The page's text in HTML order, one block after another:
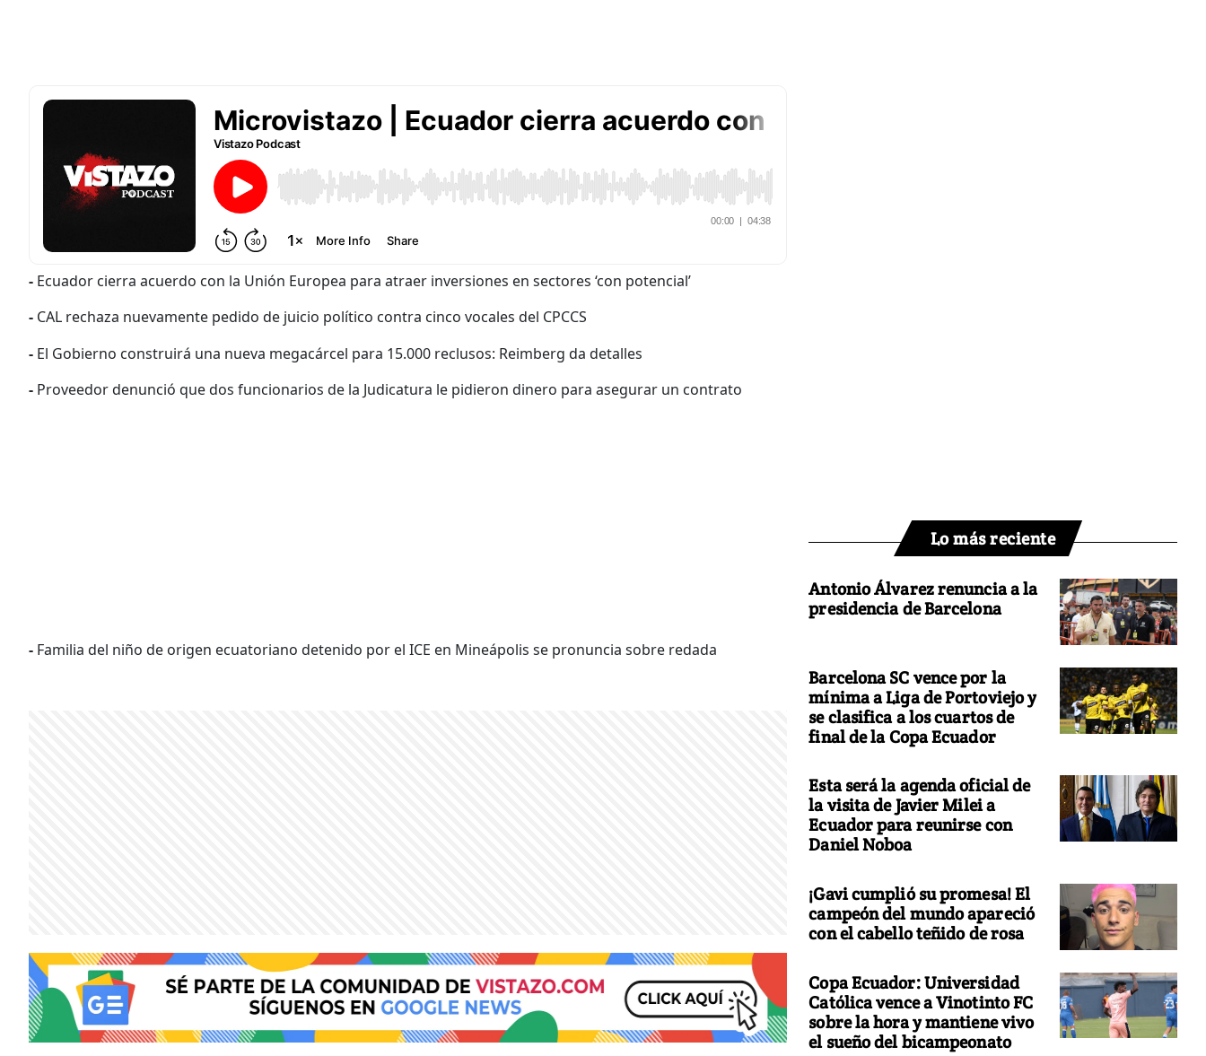
- Ecuador cierra acuerdo con la Unión Europea para atraer inversiones en sectores ‘con potencial’
- CAL rechaza nuevamente pedido de juicio político contra cinco vocales del CPCCS
- El Gobierno construirá una nueva megacárcel para 15.000 reclusos: Reimberg da detalles
- Proveedor denunció que dos funcionarios de la Judicatura le pidieron dinero para asegurar un contrato
- Familia del niño de origen ecuatoriano detenido por el ICE en Mineápolis se pronuncia sobre redada
Lo más reciente
Antonio Álvarez renuncia a la
presidencia de Barcelona
Barcelona SC vence por la
mínima a Liga de Portoviejo y
se clasifica a los cuartos de
final de la Copa Ecuador
Esta será la agenda oficial de
la visita de Javier Milei a
Ecuador para reunirse con
Daniel Noboa
¡Gavi cumplió su promesa! El
campeón del mundo apareció
con el cabello teñido de rosa
Copa Ecuador: Universidad
Católica vence a Vinotinto FC
sobre la hora y mantiene vivo
el sueño del bicampeonato